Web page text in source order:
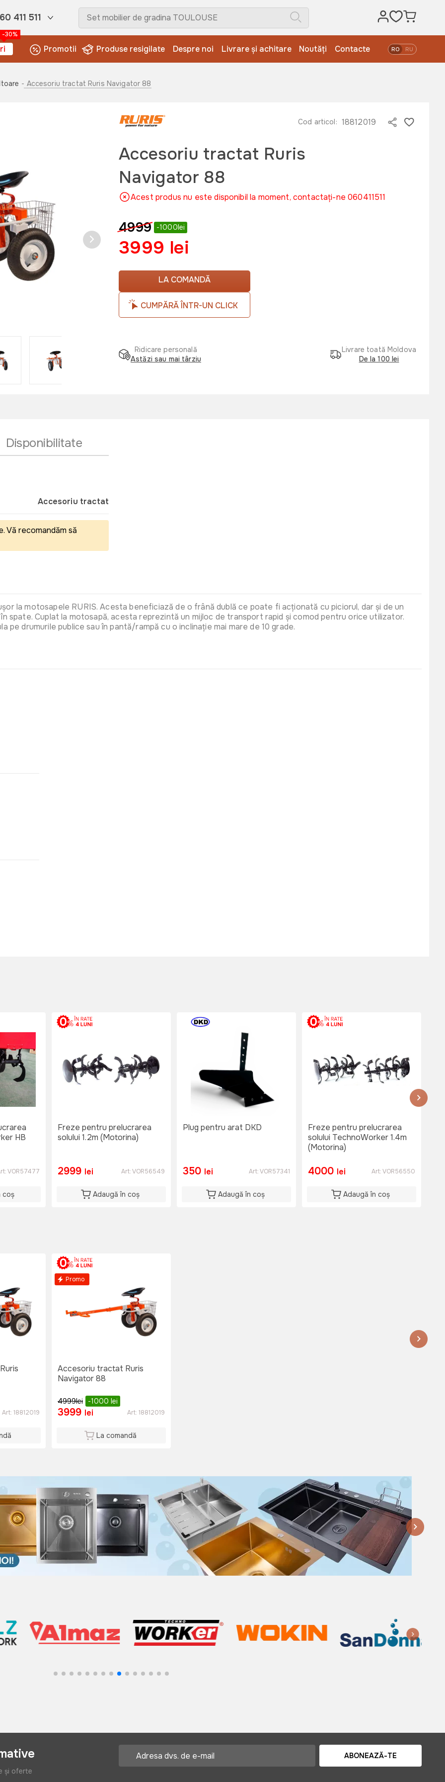
411 511
-30%
Promotii Produse resigilate Despre noi Livrare și achitare Noutăți Contacte RO RU
- Accesoriu tractat Ruris Navigator 88
Cod articol: 18812019
Accesoriu tractat Ruris
Navigator 88
Acest produs nu este disponibil la moment, contactați-ne 060411511
4999 -1000lei
3999 lei
LA COMANDĂ
CUMPĂRĂ ÎNTR-UN CLICK
Ridicare personală
Astăzi sau mai târziu
Livrare toată Moldova
De la 100 lei
Disponibilitate
Accesoriu tractat
Vă recomandăm să
la motosapele RURIS. Acesta beneficiază de o frână dublă ce poate fi acționată cu piciorul, dar și de un
spate. Cuplat la motosapă, acesta reprezintă un mijloc de transport rapid și comod pentru orice utilizator.
drumurile publice sau în pantă/rampă cu o inclinație mai mare de 10 grade.
HB
VOR57477
coș
Freze pentru prelucrarea
solului 1.2m (Motorina)
2999 lei Art:VOR56549
Adaugă în coș
Plug pentru arat DKD
350 lei Art:VOR57341
Adaugă în coș
Freze pentru prelucrarea
solului TechnoWorker 1.4m
(Motorina)
4000 lei Art:VOR56550
Adaugă în coș
Art: 18812019
Promo
Accesoriu tractat Ruris
Navigator 88
4999lei -1000 lei
3999 lei Art: 18812019
La comandă
și oferte
ABONEAZĂ-TE